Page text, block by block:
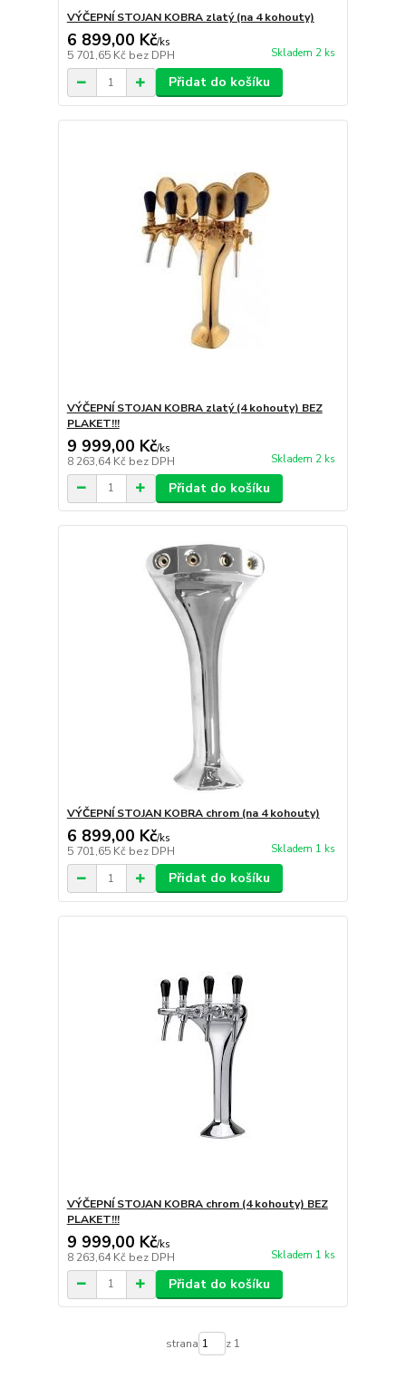
VÝČEPNÍ STOJAN KOBRA zlatý (na 4 kohouty)
6 899,00 Kč/ks
5 701,65 Kč bez DPH Skladem 2 ks
Přidat do košíku
VÝČEPNÍ STOJAN KOBRA zlatý (4 kohouty) BEZ
PLAKET!!!
9 999,00 Kč/ks
8 263,64 Kč bez DPH Skladem 2 ks
Přidat do košíku
VÝČEPNÍ STOJAN KOBRA chrom (na 4 kohouty)
6 899,00 Kč/ks
5 701,65 Kč bez DPH Skladem 1 ks
Přidat do košíku
VÝČEPNÍ STOJAN KOBRA chrom (4 kohouty) BEZ
PLAKET!!!
9 999,00 Kč/ks
8 263,64 Kč bez DPH Skladem 1 ks
Přidat do košíku
strana z 1